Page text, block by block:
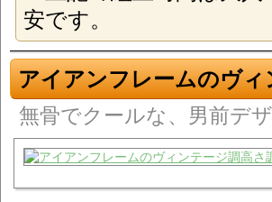
安です。
アイアンフレームのヴ
無骨でクールな、男前デ